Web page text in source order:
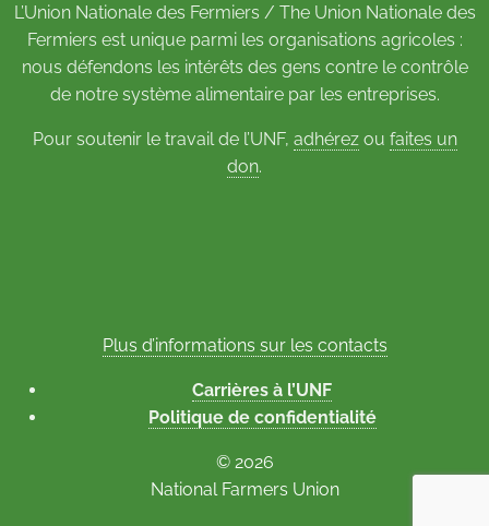
L’Union Nationale des Fermiers / The Union Nationale des
Fermiers est unique parmi les organisations agricoles :
nous défendons les intérêts des gens contre le contrôle
de notre système alimentaire par les entreprises.
Pour soutenir le travail de l’UNF, adhérezou faites un
don.
Plus d’informations sur les contacts
Carrières à l’UNF
Politique de confidentialité
© 2026
National Farmers Union